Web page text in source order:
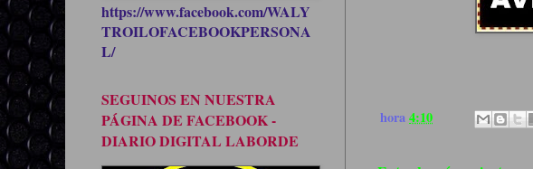
hora4:10
https://www.facebook.com/WALY
TROILOFACEBOOKPERSONA
L/
SEGUINOS EN NUESTRA
PÁGINA DE FACEBOOK -
DIARIO DIGITAL LABORDE